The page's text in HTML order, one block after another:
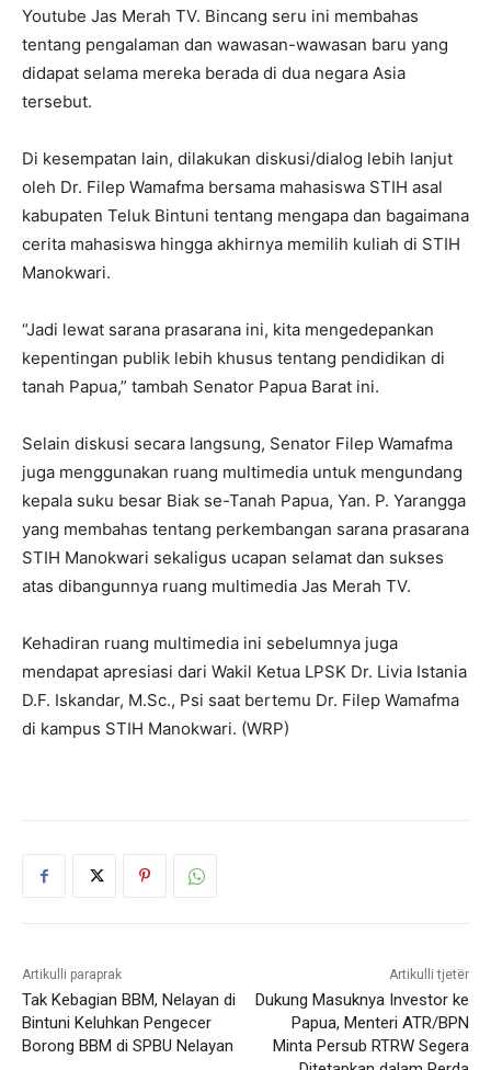
Youtube Jas Merah TV. Bincang seru ini membahas
tentang pengalaman dan wawasan-wawasan baru yang
didapat selama mereka berada di dua negara Asia
tersebut.
Di kesempatan lain, dilakukan diskusi/dialog lebih lanjut
oleh Dr. Filep Wamafma bersama mahasiswa STIH asal
kabupaten Teluk Bintuni tentang mengapa dan bagaimana
cerita mahasiswa hingga akhirnya memilih kuliah di STIH
Manokwari.
“Jadi lewat sarana prasarana ini, kita mengedepankan
kepentingan publik lebih khusus tentang pendidikan di
tanah Papua,” tambah Senator Papua Barat ini.
Selain diskusi secara langsung, Senator Filep Wamafma
juga menggunakan ruang multimedia untuk mengundang
kepala suku besar Biak se-Tanah Papua, Yan. P. Yarangga
yang membahas tentang perkembangan sarana prasarana
STIH Manokwari sekaligus ucapan selamat dan sukses
atas dibangunnya ruang multimedia Jas Merah TV.
Kehadiran ruang multimedia ini sebelumnya juga
mendapat apresiasi dari Wakil Ketua LPSK Dr. Livia Istania
D.F. Iskandar, M.Sc., Psi saat bertemu Dr. Filep Wamafma
di kampus STIH Manokwari. (WRP)
Artikulli paraprak
Tak Kebagian BBM, Nelayan di
Bintuni Keluhkan Pengecer
Borong BBM di SPBU Nelayan
Artikulli tjetër
Dukung Masuknya Investor ke
Papua, Menteri ATR/BPN
Minta Persub RTRW Segera